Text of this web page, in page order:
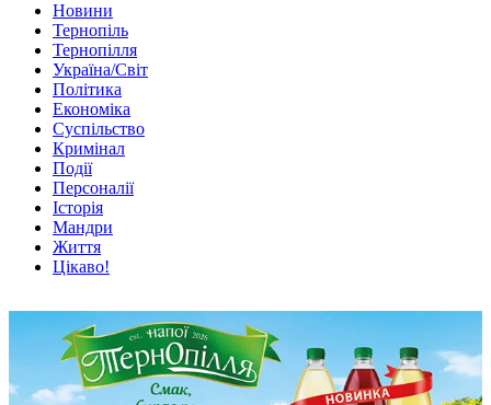
Новини
Тернопіль
Тернопілля
Україна/Світ
Політика
Економіка
Суспільство
Кримінал
Події
Персоналії
Історія
Мандри
Життя
Цікаво!